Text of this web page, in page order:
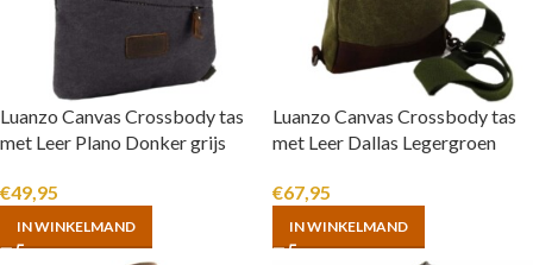
Luanzo Canvas Crossbody tas
met Leer Plano Donker grijs
€49,95
IN WINKELMAND
Luanzo Canvas Crossbody tas
met Leer Dallas Legergroen
€67,95
IN WINKELMAND